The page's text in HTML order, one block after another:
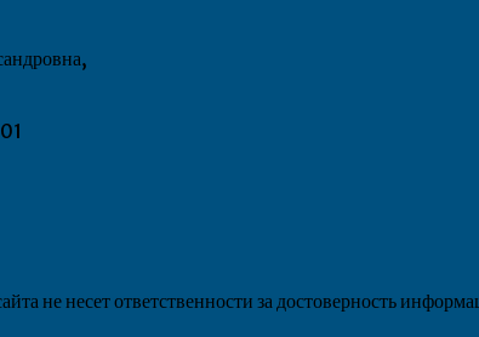
не несет ответственности за достоверность